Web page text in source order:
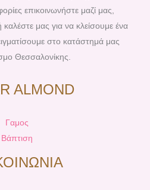
επικοινωνήστε μαζί μας,
μας για να κλείσουμε ένα
στο κατάστημά μας
Θεσσαλονίκης.
ALMOND
Γαμος
Βάπτιση